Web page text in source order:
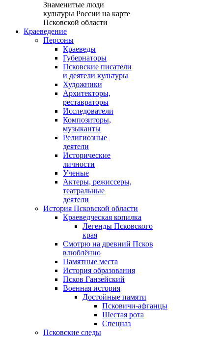
Знаменитые люди
культуры России на карте
Псковской области
Краеведение
Персоны
Краеведы
Губернаторы
Псковские писатели
и деятели культуры
Художники
Архитекторы,
реставраторы
Исследователи
Композиторы,
музыканты
Религиозные
деятели
Исторические
личности
Ученые
Актеры, режиссеры,
театральные
деятели
История Псковской области
Краеведческая копилка
Легенды Псковского
края
Смотрю на древний Псков
влюблённо
Памятные места
История образования
Псков Ганзейский
Военная история
Достойные памяти
Псковичи-афганцы
Шестая рота
Спецназ
Псковские следы